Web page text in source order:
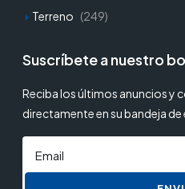
Terreno (249)
Suscríbete a nuestro
Reciba los últimos anuncios y
directamente en su bandeja de